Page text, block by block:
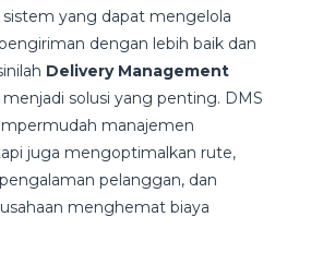
yang dapat mengelola
dengan lebih baik dan
Delivery Management
solusi yang penting. DMS
manajemen
juga mengoptimalkan rute,
pelanggan, dan
menghemat biaya